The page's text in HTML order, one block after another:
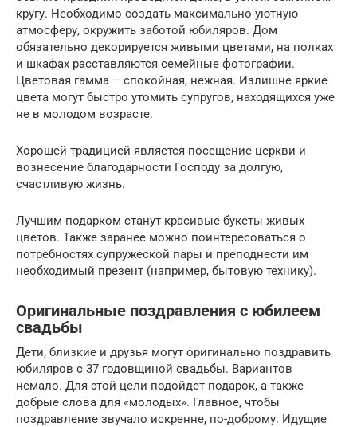
кругу. Необходимо создать максимально уютную
атмосферу, окружить заботой юбиляров. Дом
обязательно декорируется живыми цветами, на полках
и шкафах расставляются семейные фотографии.
Цветовая гамма – спокойная, нежная. Излишне яркие
цвета могут быстро утомить супругов, находящихся уже
не в молодом возрасте.
Хорошей традицией является посещение церкви и
вознесение благодарности Господу за долгую,
счастливую жизнь.
Лучшим подарком станут красивые букеты живых
цветов. Также заранее можно поинтересоваться о
потребностях супружеской пары и преподнести им
необходимый презент (например, бытовую технику).
Оригинальные поздравления с юбилеем
свадьбы
Дети, близкие и друзья могут оригинально поздравить
юбиляров с 37 годовщиной свадьбы. Вариантов
немало. Для этой цели подойдет подарок, а также
добрые слова для «молодых». Главное, чтобы
поздравление звучало искренне, по-доброму. Идущие